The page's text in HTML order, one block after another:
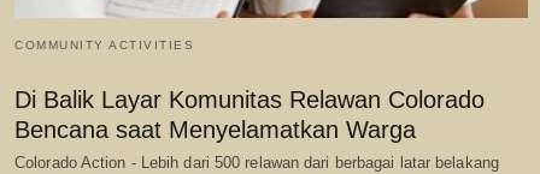
COMMUNITY ACTIVITIES
Di Balik Layar Komunitas Relawan Colorado
Bencana saat Menyelamatkan Warga
Colorado Action - Lebih dari 500 relawan dari berbagai latar belakang